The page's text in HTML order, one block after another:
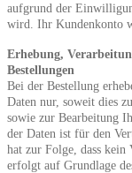
aufgrund der
wird. Ihr Kundenkonto
Erhebung,
Bestellungen
Bei der Bestellung
Daten nur, soweit dies
sowie zur Bearbeitung
der Daten ist für den
hat zur Folge, dass kein
erfolgt auf Grundlage